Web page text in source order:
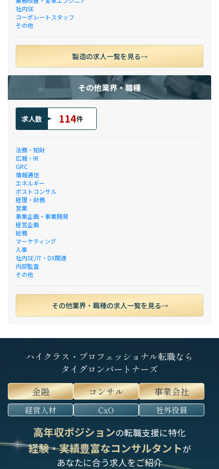
社内SE
コーポレートスタッフ
その他
製造の求人一覧を見る
その他業界・職種
求人数 114件
法務・知財
広報・IR
GRC
情報通信
エネルギー
ポストコンサル
経理・財務
営業
事業企画・事業開発
経営企画
総務
マーケティング
人事
社内SE/IT・DX関連
内部監査
その他
その他業界・職種の求人一覧を見る
ハイクラス・プロフェッショナル転職なら
タイグロンパートナーズ
金融
コンサル 事業会社
経営人材 CxO 社外役員
高年収ポジションの転職支援に特化
経験・実績豊富なコンサルタントが
あなたに合う求人をご紹介